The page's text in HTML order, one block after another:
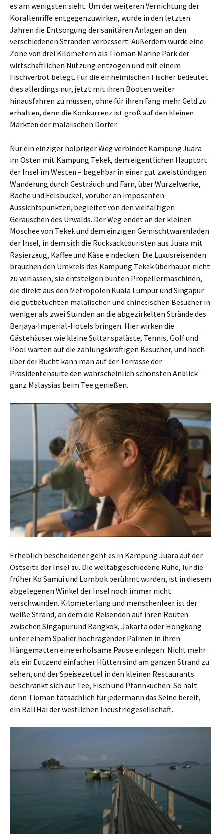
es am wenigsten sieht. Um der weiteren Vernichtung der
Korallenriffe entgegenzuwirken, wurde in den letzten
Jahren die Entsorgung der sanitären Anlagen an den
verschiedenen Stränden verbessert. Außerdem wurde eine
Zone von drei Kilometern als Tioman Marine Park der
wirtschaftlichen Nutzung entzogen und mit einem
Fischverbot belegt. Für die einheimischen Fischer bedeutet
dies allerdings nur, jetzt mit ihren Booten weiter
hinausfahren zu müssen, ohne für ihren Fang mehr Geld zu
erhalten, denn die Konkurrenz ist groß auf den kleinen
Märkten der malaiischen Dörfer.
Nur ein einziger holpriger Weg verbindet Kampung Juara
im Osten mit Kampung Tekek, dem eigentlichen Hauptort
der Insel im Westen – begehbar in einer gut zweistündigen
Wanderung durch Gesträuch und Farn, über Wurzelwerke,
Bäche und Felsbuckel, vorüber an imposanten
Aussichtspunkten, begleitet von den vielfältigen
Geräuschen des Urwalds. Der Weg endet an der kleinen
Moschee von Tekek und dem einzigen Gemischtwarenladen
der Insel, in dem sich die Rucksacktouristen aus Juara mit
Rasierzeug, Kaffee und Käse eindecken. Die Luxusreisenden
brauchen den Umkreis des Kampung Tekek überhaupt nicht
zu verlassen, sie entsteigen bunten Propellermaschinen,
die direkt aus den Metropolen Kuala Lumpur und Singapur
die gutbetuchten malaiischen und chinesischen Besucher in
weniger als zwei Stunden an die abgezirkelten Strände des
Berjaya-Imperial-Hotels bringen. Hier wirken die
Gästehäuser wie kleine Sultanspaläste, Tennis, Golf und
Pool warten auf die zahlungskräftigen Besucher, und hoch
über der Bucht kann man auf der Terrasse der
Präsidentensuite den wahrscheinlich schönsten Anblick
ganz Malaysias beim Tee genießen.
Erheblich bescheidener geht es in Kampung Juara auf der
Ostseite der Insel zu. Die weltabgeschiedene Ruhe, für die
früher Ko Samui und Lombok berühmt wurden, ist in diesem
abgelegenen Winkel der Insel noch immer nicht
verschwunden. Kilometerlang und menschenleer ist der
weiße Strand, an dem die Reisenden auf ihren Routen
zwischen Singapur und Bangkok, Jakarta oder Hongkong
unter einem Spalier hochragender Palmen in ihren
Hängematten eine erholsame Pause einlegen. Nicht mehr
als ein Dutzend einfacher Hütten sind am ganzen Strand zu
sehen, und der Speisezettel in den kleinen Restaurants
beschränkt sich auf Tee, Fisch und Pfannkuchen. So hält
denn Tioman tatsächlich für jedermann das Seine bereit,
ein Bali Hai der westlichen Industriegesellschaft.